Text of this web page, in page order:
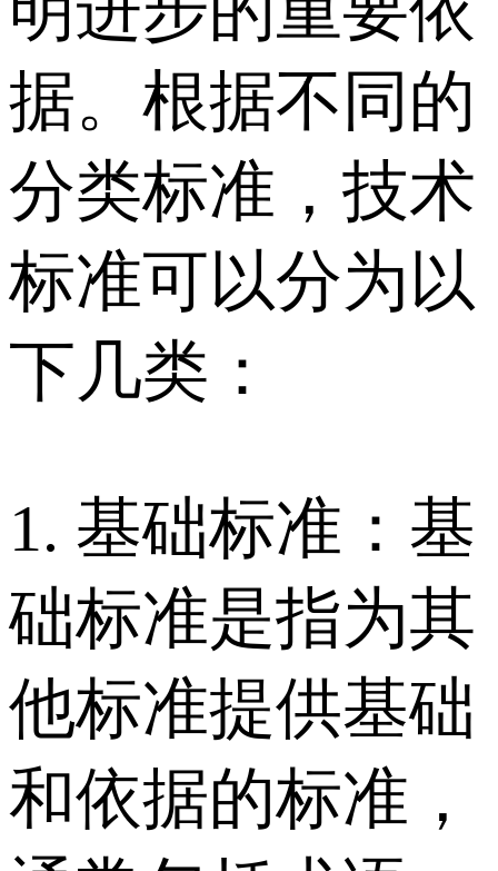
据。根据不同的
分类标准，技术
标准可以分为以
下几类：
1. 基础标准：基
础标准是指为其
他标准提供基础
和依据的标准，